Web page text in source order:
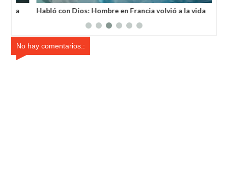
Habló con Dios: Hombre en Francia volvió a la vida
No hay comentarios.: